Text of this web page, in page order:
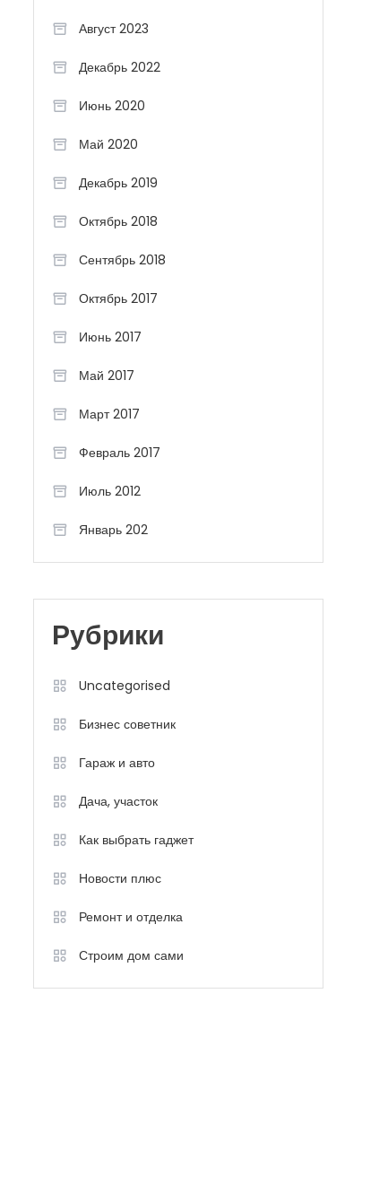
Август 2023
Декабрь 2022
Июнь 2020
Май 2020
Декабрь 2019
Октябрь 2018
Сентябрь 2018
Октябрь 2017
Июнь 2017
Май 2017
Март 2017
Февраль 2017
Июль 2012
Январь 202
Рубрики
Uncategorised
Бизнес советник
Гараж и авто
Дача, участок
Как выбрать гаджет
Новости плюс
Ремонт и отделка
Строим дом сами